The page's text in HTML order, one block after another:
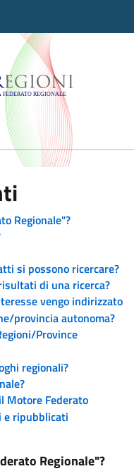
-
Regionale"?
si possono ricercare?
di una ricerca?
vengo indirizzato
provincia autonoma?
Province
regionali?
Motore Federato
e ripubblicati
Regionale"?